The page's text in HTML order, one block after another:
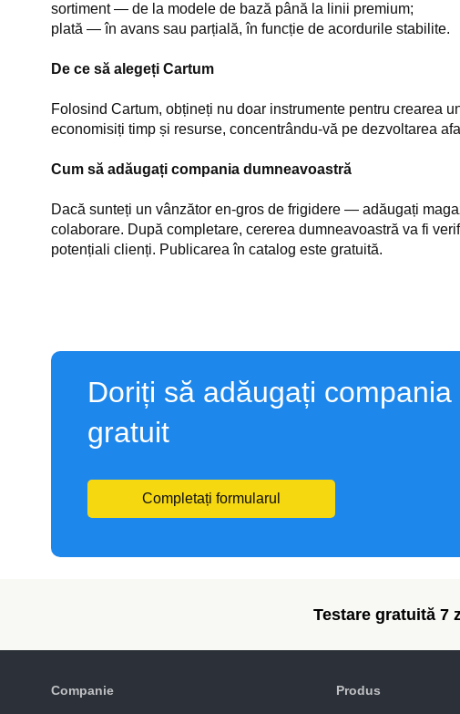
sortiment — de la modele de bază până la linii premium;
plată — în avans sau parțială, în funcție de acordurile stabilite.
De ce să alegeți Cartum
Folosind Cartum, obțineți nu doar instrumente pentru crearea
economisiți timp și resurse, concentrându-vă pe dezvoltarea
Cum să adăugați compania dumneavoastră
Dacă sunteți un vânzător en-gros de frigidere — adăugați
colaborare. După completare, cererea dumneavoastră va fi
potențiali clienți. Publicarea în catalog este gratuită.
Doriți să adăugați
gratuit
Completați formularul
Testare gratuită 7
Companie Produs